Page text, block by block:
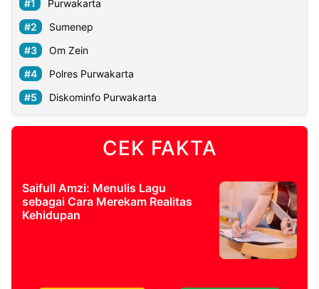
Purwakarta
Sumenep
Om Zein
Polres Purwakarta
Diskominfo Purwakarta
CEK FAKTA
Saifull Amzi: Menulis Lagu
sebagai Cara Merekam Realitas
Kehidupan